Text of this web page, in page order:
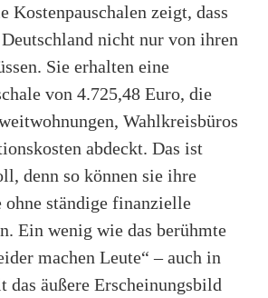
Kostenpauschalen zeigt, dass
nicht nur von ihren
Sie erhalten eine
von 4.725,48 Euro, die
Wahlkreisbüros
abdeckt. Das ist
denn so können sie ihre
ohne ständige finanzielle
Ein wenig wie das berühmte
machen Leute“ – auch in
äußere Erscheinungsbild